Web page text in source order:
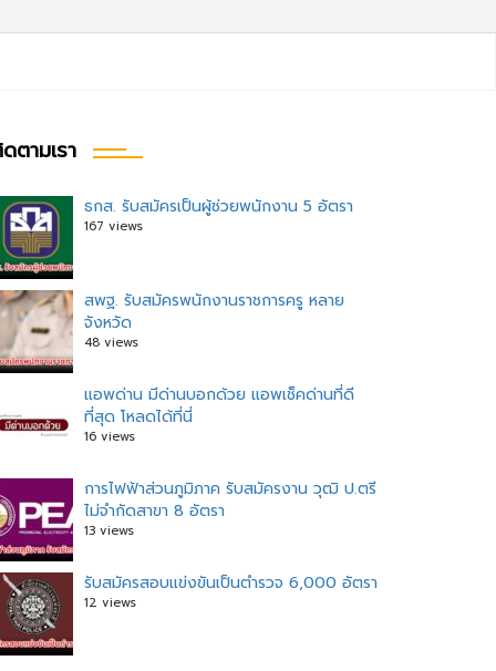
นว
ตามเรา
ธกส. รับสมัครเป็นผู้ช่วยพนักงาน 5 อัตรา
167 views
สพฐ. รับสมัครพนักงานราชการครู หลาย
จังหวัด
48 views
แอพด่าน มีด่านบอกด้วย แอพเช็คด่านที่ดี
ที่สุด โหลดได้ที่นี่
16 views
การไฟฟ้าส่วนภูมิภาค รับสมัครงาน วุฒิ ป.ตรี
ไม่จำกัดสาขา 8 อัตรา
13 views
รับสมัครสอบแข่งขันเป็นตำรวจ 6,000 อัตรา
12 views